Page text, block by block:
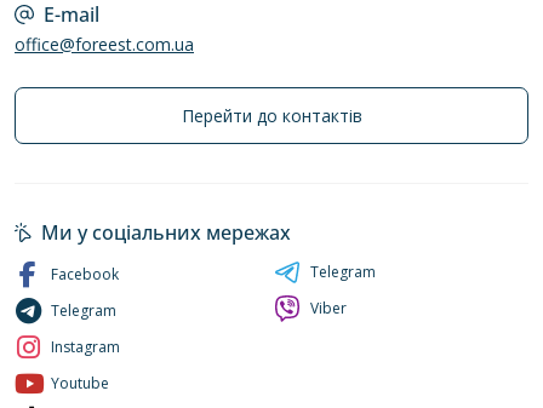
E-mail
office@foreest.com.ua
Перейти до контактів
Ми у соціальних мережах
Facebook
Telegram
Instagram
Youtube
Telegram
Viber